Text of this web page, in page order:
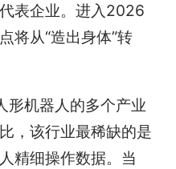
表企业。进入2026
将从“造出身体”转
形机器人的多个产业
，该行业最稀缺的是
精细操作数据。当